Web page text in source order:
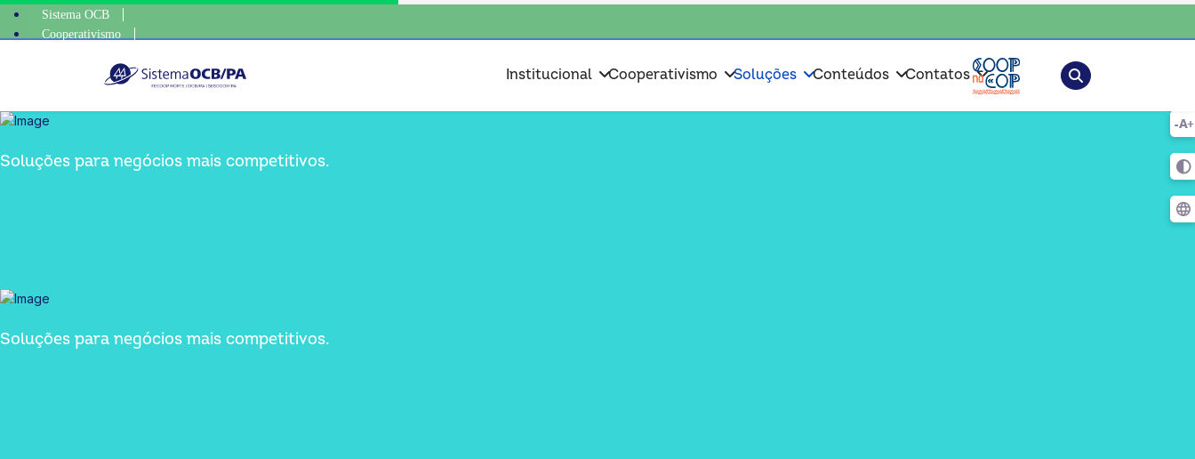
Sistema OCB
Cooperativismo
Institucional Cooperativismo Soluções Conteúdos Contatos Pesquisar
Soluções para negócios mais competitivos.
Soluções para negócios mais competitivos.